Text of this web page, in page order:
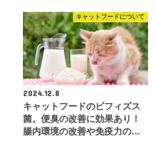
キャットフードについて
2024.12.8
キャットフードのビフィズス
菌。便臭の改善に効果あり！
腸内環境の改善や免疫力の…